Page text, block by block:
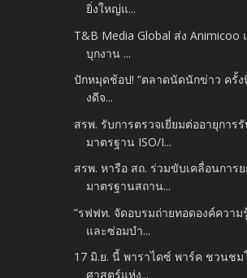
ยิ่งใหญ่แ...
T&B Media Global ส่ง Animicoo
บุกงาน ...
ปักหมุดช้อป! “ตลาดนัดนักข่าว ครั้ง
งดีจ...
สรพ. รับการตรวจเยี่ยมต่ออายุการรั
มาตรฐาน ISO/I...
สรพ. หารือ สถ. ร่วมขับเคลื่อนการ
มาตรฐานสถาน...
”รฟฟท. จัดอบรมถ่ายทอดองค์ความ
และซ่อมบำ...
17 มิ.ย. นี้ พาราไดซ์ พาร์ค ชวนช
ศาสตร์แห่ง...